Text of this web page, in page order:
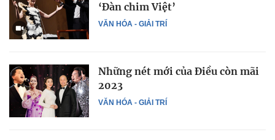
VĂN HÓA - GIẢI TRÍ
‘Đàn chim Việt’
VĂN HÓA - GIẢI TRÍ
Những nét mới của Điều còn mãi
2023